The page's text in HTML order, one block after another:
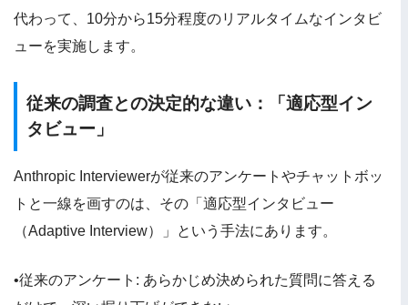
代わって、10分から15分程度のリアルタイムなインタビ
ューを実施します。
従来の調査との決定的な違い：「適応型イン
タビュー」
Anthropic Interviewerが従来のアンケートやチャットボッ
トと一線を画すのは、その「適応型インタビュー
（Adaptive Interview）」という手法にあります。
•従来のアンケート: あらかじめ決められた質問に答える